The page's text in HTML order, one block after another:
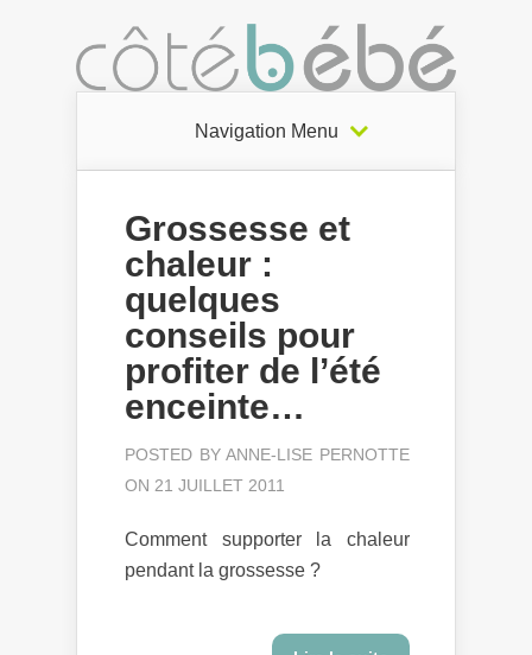
Navigation Menu
Grossesse et
chaleur :
quelques
conseils pour
profiter de l’été
enceinte…
POSTED BYANNE-LISE PERNOTTE
ON 21 JUILLET 2011
Comment supporter la chaleur
pendant la grossesse ?